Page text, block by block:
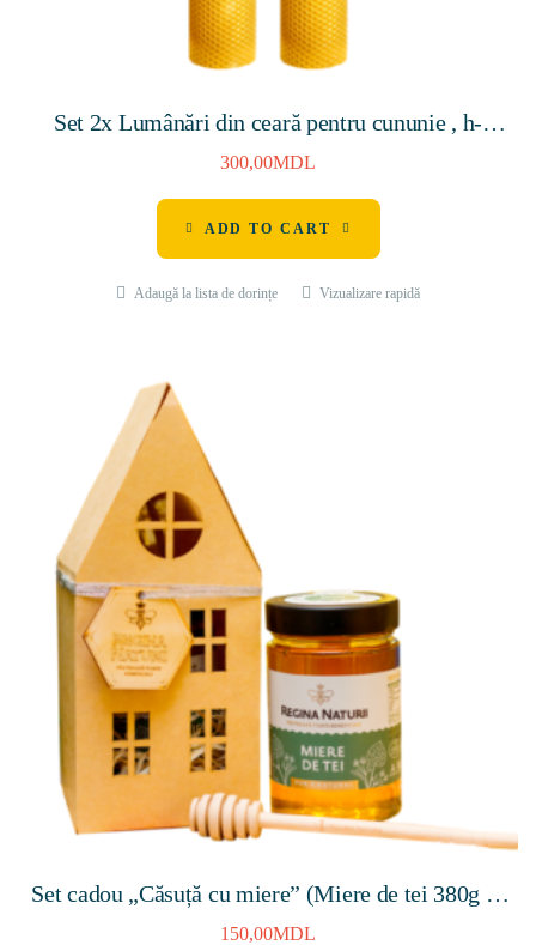
Set 2x Lumânări din ceară pentru cununie , h-
400mm , D-45mm
300,00MDL
ADD TO CART
Adaugă la lista de dorințe Vizualizare rapidă
Set cadou „Căsuță cu miere” (Miere de tei 380g &
Linguriță din lemn pentru miere H-160mm)
150,00MDL